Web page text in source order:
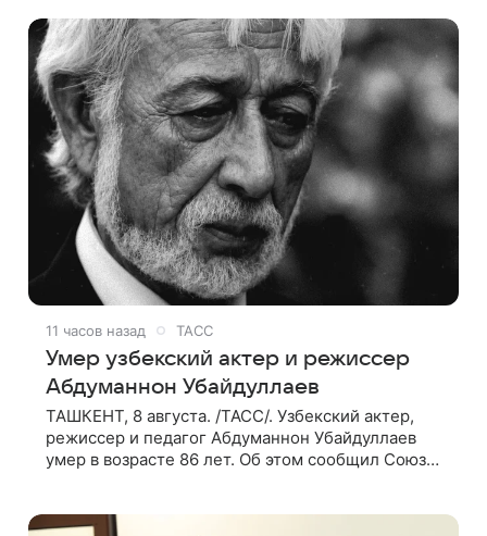
11 часов назад ТАСС
Умер узбекский актер и режиссер
Абдуманнон Убайдуллаев
ТАШКЕНТ, 8 августа. /ТАСС/. Узбекский актер,
режиссер и педагог Абдуманнон Убайдуллаев
умер в возрасте 86 лет. Об этом сообщил Союз